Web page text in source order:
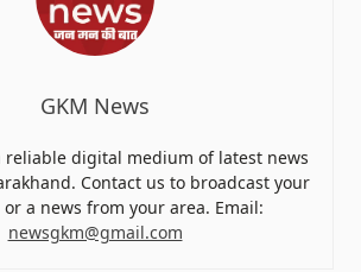
GKM News
reliable digital medium of latest news
Contact us to broadcast your
a news from your area. Email:
newsgkm@gmail.com